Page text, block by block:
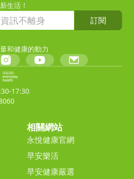
生活！
訂閱
和健康的動力
17:30
相關網站
永悅健康官網
早安樂活
早安健康嚴選